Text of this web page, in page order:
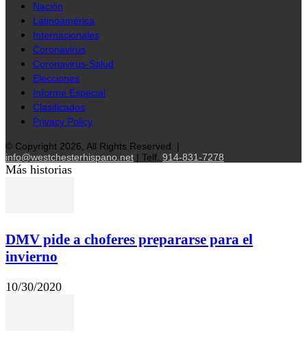
Nación
Latinoamérica
Internacionales
Coronavirus
Coronavirus-Salud
Elecciones
Informe Especial
Clasificados
Privacy Policy
© Copyright 2026, All Rights Reserved. |
info@westchesterhispano.net | Telf. 914-831-7278
Más historias
DMV pide a choferes prepararse para el
invierno
10/30/2020